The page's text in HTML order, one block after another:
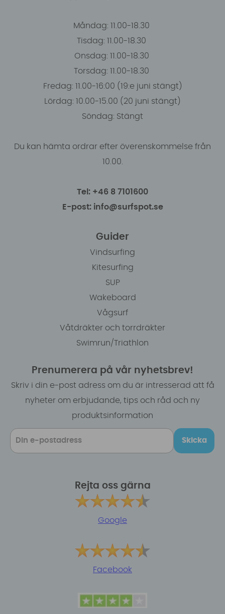
Måndag: 11.00-18.30
Tisdag: 11.00-18.30
Onsdag: 11.00-18.30
Torsdag: 11.00-18.30
Fredag: 11.00-16:00 (19:e juni stängt)
Lördag: 10.00-15.00 (20 juni stängt)
Söndag: Stängt
Du kan hämta ordrar efter överenskommelse från
10.00.
Tel: +46 8 7101600
E-post: info@surfspot.se
Guider
Vindsurfing
Kitesurfing
SUP
Wakeboard
Vågsurf
Våtdräkter och torrdräkter
Swimrun/Triathlon
Prenumerera på vår nyhetsbrev!
Skriv i din e-post adress om du är intresserad att få
nyheter om erbjudande, tips och råd och ny
produktsinformation
Skicka
Rejta oss gärna
Google
Facebook